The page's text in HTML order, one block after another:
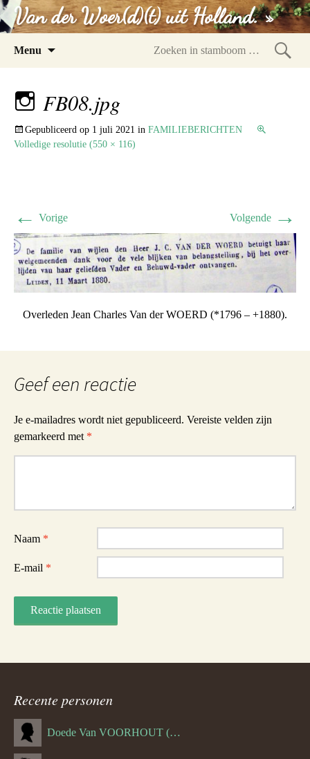
Van der Woer(d)(t) uit Holland. »
Menu
FB08.jpg
Gepubliceerd op 1 juli 2021 in FAMILIEBERICHTEN
Volledige resolutie (550 × 116)
← Vorige Volgende →
Overleden Jean Charles Van der WOERD (*1796 – +1880).
Geef een reactie
Je e-mailadres wordt niet gepubliceerd. Vereiste velden zijn
gemarkeerd met *
Naam *
E-mail *
Recente personen
Doede Van VOORHOUT (Van FORNEHOLT) (--1101)